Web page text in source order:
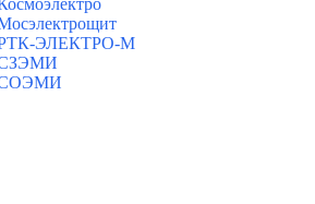
РТК-ЭЛЕКТРО-М
СЗЭМИ
СОЭМИ